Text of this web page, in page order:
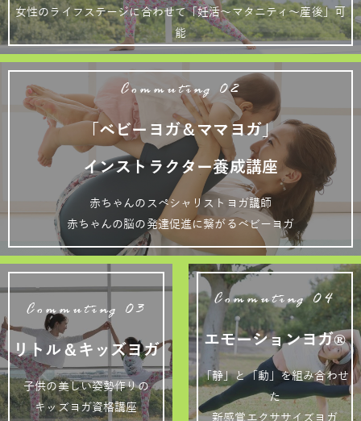
女性のライフステージに合わせて「妊活～マタニティ～産後」可
能
Commuting 02
「ベビーヨガ＆ママヨガ」
インストラクター養成講座
赤ちゃんのスペシャリストヨガ講師
赤ちゃんの脳の発達促進に繋がるベビーヨガ
Commuting 03
リトル＆キッズヨガ
子供の美しい姿勢作りの
キッズヨガ資格講座
Commuting 04
エモーションヨガ®
「静」と「動」を組み合わせ
た
新感覚エクササイズヨガ